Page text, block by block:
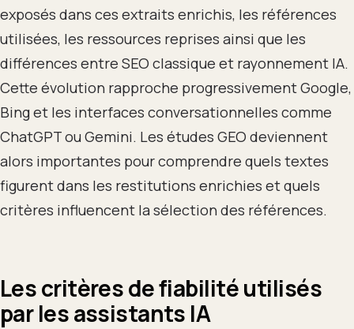
exposés dans ces extraits enrichis, les références
utilisées, les ressources reprises ainsi que les
différences entre SEO classique et rayonnement IA.
Cette évolution rapproche progressivement Google,
Bing et les interfaces conversationnelles comme
ChatGPT ou Gemini. Les études GEO deviennent
alors importantes pour comprendre quels textes
figurent dans les restitutions enrichies et quels
critères influencent la sélection des références.
Les critères de fiabilité utilisés
par les assistants IA